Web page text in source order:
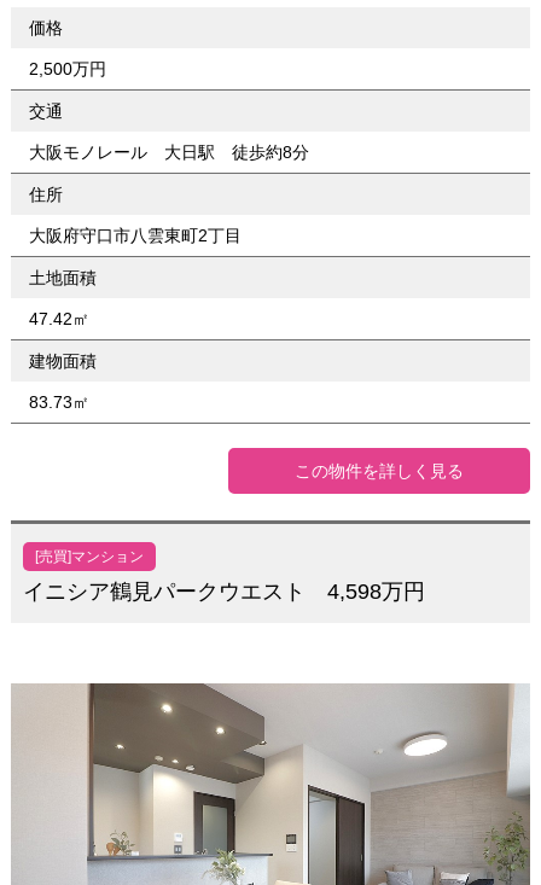
価格
2,500万円
交通
大阪モノレール 大日駅 徒歩約8分
住所
大阪府守口市八雲東町2丁目
土地面積
47.42㎡
建物面積
83.73㎡
この物件を詳しく見る
[売買]マンション
イニシア鶴見パークウエスト 4,598万円